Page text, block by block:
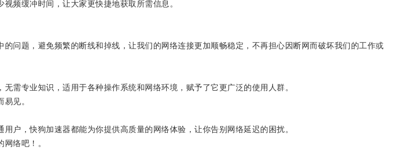
频缓冲时间，让大家更快捷地获取所需信息。
题，避免频繁的断线和掉线，让我们的网络连接更加顺畅稳定，不再担心因断网而破坏我们的工作或
专业知识，适用于各种操作系统和网络环境，赋予了它更广泛的使用人群。
见。
，快狗加速器都能为你提供高质量的网络体验，让你告别网络延迟的困扰。
络吧！。